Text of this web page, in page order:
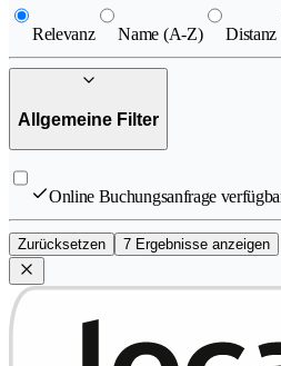
Relevanz Name (A-Z) Distanz
Allgemeine Filter
Online Buchungsanfrage
Zurücksetzen 7 Ergebnisse anzeigen